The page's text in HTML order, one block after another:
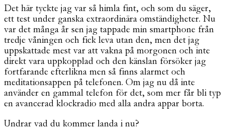
Det här tyckte jag var så himla fint, och som du säger,
ett test under ganska extraordinära omständigheter. Nu
var det många år sen jag tappade min smartphone från
tredje våningen och fick leva utan den, men det jag
uppskattade mest var att vakna på morgonen och inte
direkt vara uppkopplad och den känslan försöker jag
fortfarande efterlikna men så finns alarmet och
meditationsappen på telefonen. Om jag nu då inte
använder en gammal telefon för det, som mer får bli typ
en avancerad klockradio med alla andra appar borta.
Undrar vad du kommer landa i nu?